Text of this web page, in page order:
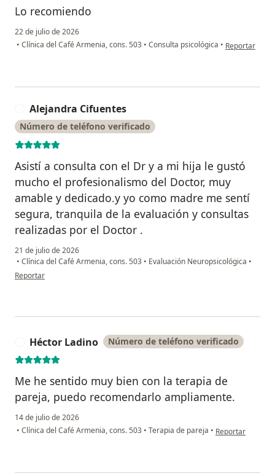
Lo recomiendo
22 de julio de 2026
• Clínica del Café Armenia, cons. 503 • Consulta psicológica • en opinión del
Reportar
Alejandra Cifuentes
Número de teléfono verificado
Asistí a consulta con el Dr y a mi hija le gustó
mucho el profesionalismo del Doctor, muy
amable y dedicado.y yo como madre me sentí
segura, tranquila de la evaluación y consultas
realizadas por el Doctor .
21 de julio de 2026
• Clínica del Café Armenia, cons. 503 • Evaluación Neuropsicológica •
en opinión del usuario Alejandra Cifuentes
Reportar
Héctor Ladino Número de teléfono verificado
Me he sentido muy bien con la terapia de
pareja, puedo recomendarlo ampliamente.
14 de julio de 2026
• Clínica del Café Armenia, cons. 503 • Terapia de pareja • en opinión del
Reportar